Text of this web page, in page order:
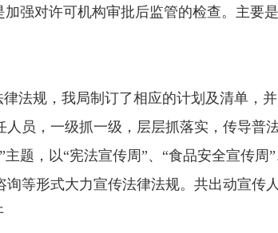
加强对许可机构审批后监管的检查。主
法规，我局制订了相应的计划及清单，
员，一级抓一级，层层抓落实，传导普
题，以“宪法宣传周”、“食品安全宣传
等形式大力宣传法律法规。共出动宣传